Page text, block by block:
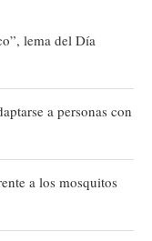
lema del Día
a personas con
a los mosquitos